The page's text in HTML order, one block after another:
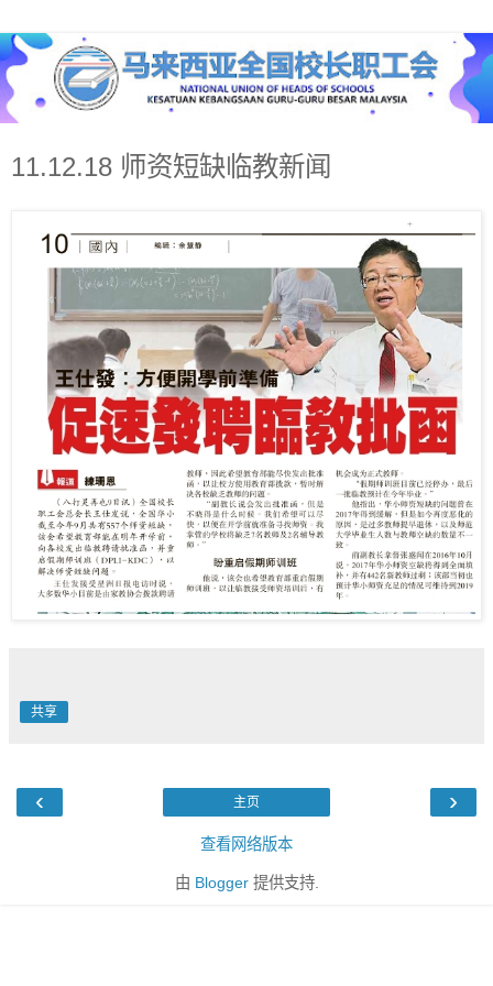
11.12.18 师资短缺临教新闻
共享
‹ ›
主页
查看网络版本
由 Blogger提供支持.